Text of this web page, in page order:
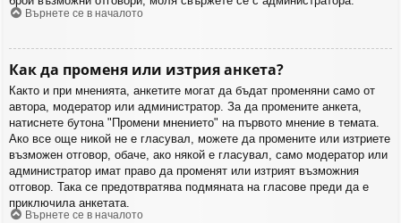
Върнете се в началото
Как да променя или изтрия анкета?
Както и при мненията, анкетите могат да бъдат променяни само от
автора, модератор или администратор. За да промените анкета,
натиснете бутона "Промени мнението" на първото мнение в темата.
Ако все още никой не е гласувал, можете да промените или изтриете
възможен отговор, обаче, ако някой е гласувал, само модератор или
администратор имат право да променят или изтрият възможния
отговор. Така се предотвратява подмяната на гласове преди да е
приключила анкетата.
Върнете се в началото